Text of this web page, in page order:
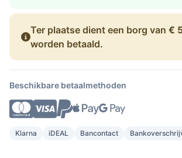
Ter plaatse dient een borg van €
worden betaald.
Beschikbare betaalmethoden
Klarna iDEAL Bancontact